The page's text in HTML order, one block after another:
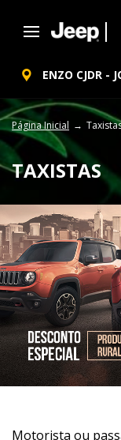
ENZO CJDR -
Página Inicial
TAXISTAS
Motorista ou